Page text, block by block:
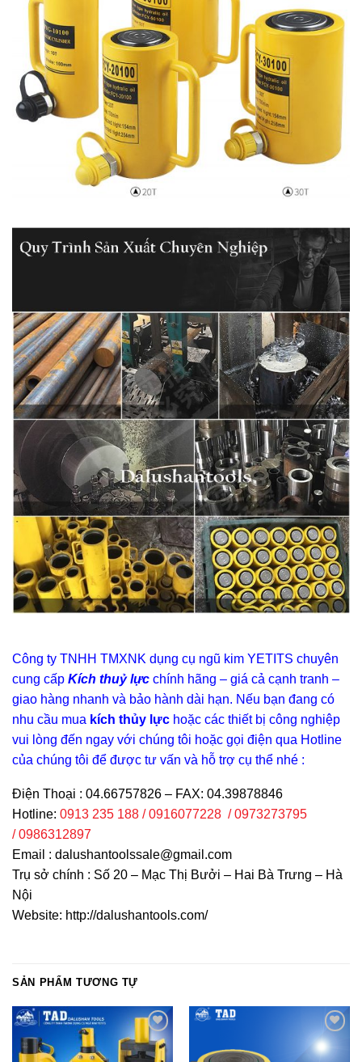
Công ty TNHH TMXNK dụng cụ ngũ kim YETITS chuyên
cung cấp Kích thuỷ lực chính hãng – giá cả cạnh tranh –
giao hàng nhanh và bảo hành dài hạn. Nếu bạn đang có
nhu cầu mua kích thủy lực hoặc các thiết bị công nghiệp
vui lòng đến ngay với chúng tôi hoặc gọi điện qua Hotline
của chúng tôi để được tư vấn và hỗ trợ cụ thể nhé :
Điện Thoại : 04.66757826 – FAX: 04.39878846
Hotline: 0913 235 188 / 0916077228 / 0973273795
/ 0986312897
Email : dalushantoolssale@gmail.com
Trụ sở chính : Số 20 – Mạc Thị Bưởi – Hai Bà Trưng – Hà
Nội
Website: http://dalushantools.com/
SẢN PHẨM TƯƠNG TỰ
Add to
wishlist
Add to
wishlist